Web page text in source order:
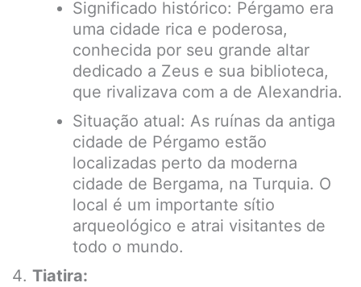
Significado histórico: Pérgamo era
uma cidade rica e poderosa,
conhecida por seu grande altar
dedicado a Zeus e sua biblioteca,
que rivalizava com a de Alexandria.
Situação atual: As ruínas da antiga
cidade de Pérgamo estão
localizadas perto da moderna
cidade de Bergama, na Turquia. O
local é um importante sítio
arqueológico e atrai visitantes de
todo o mundo.
Tiatira: